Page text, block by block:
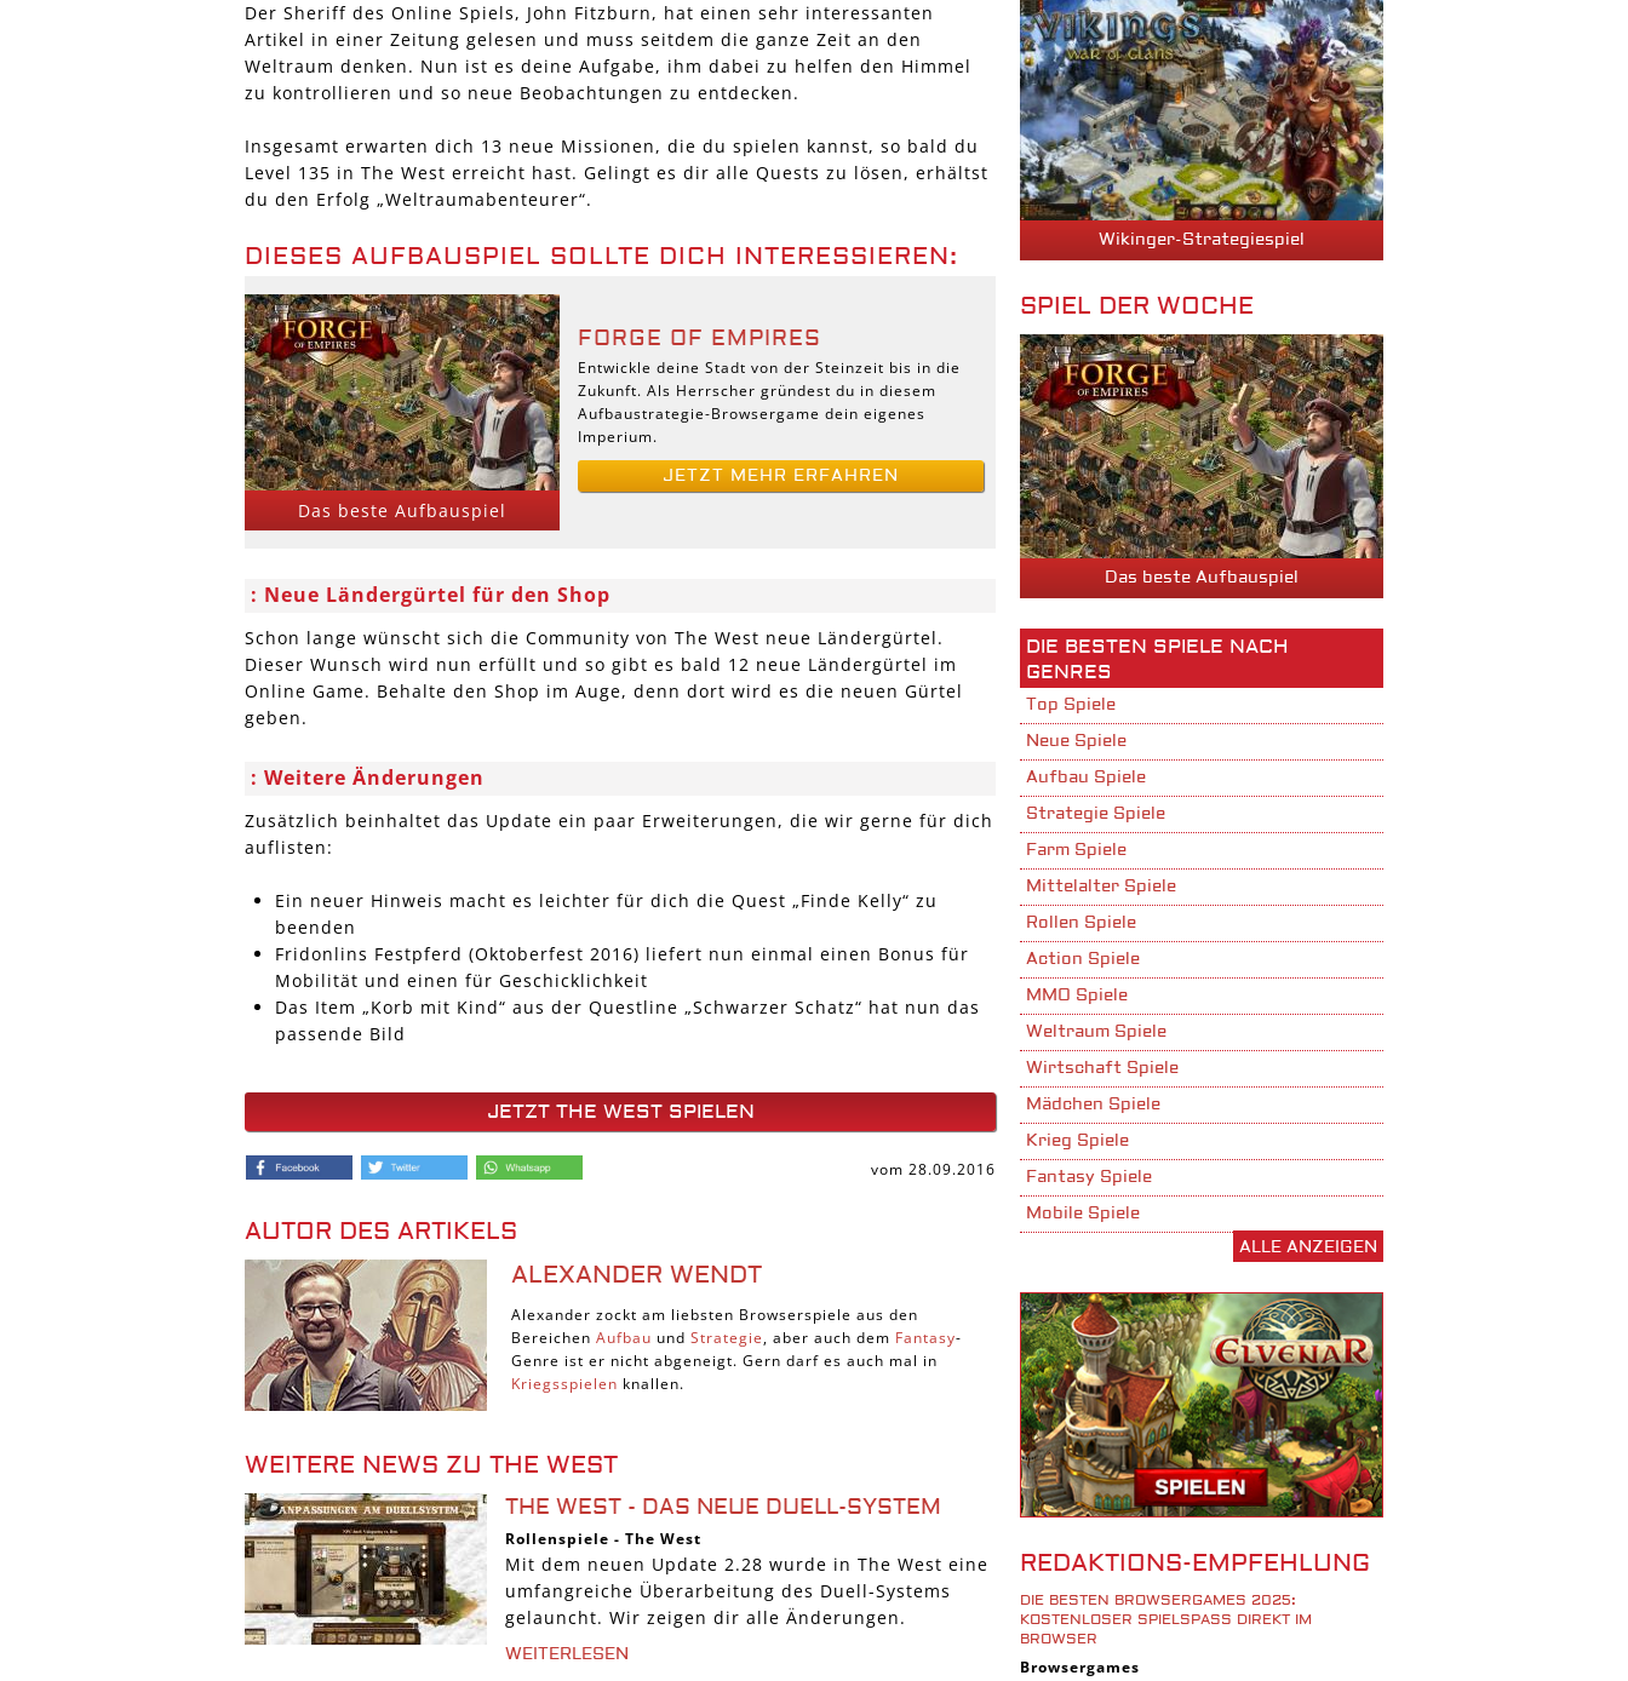
Der Sheriff des Online Spiels, John Fitzburn, hat einen sehr interessanten
Artikel in einer Zeitung gelesen und muss seitdem die ganze Zeit an den
Weltraum denken. Nun ist es deine Aufgabe, ihm dabei zu helfen den Himmel
zu kontrollieren und so neue Beobachtungen zu entdecken.
Insgesamt erwarten dich 13 neue Missionen, die du spielen kannst, so bald du
Level 135 in The West erreicht hast. Gelingt es dir alle Quests zu lösen, erhältst
du den Erfolg „Weltraumabenteurer“.
DIESES AUFBAUSPIEL SOLLTE DICH INTERESSIEREN:
Das beste Aufbauspiel
FORGE OF EMPIRES
Entwickle deine Stadt von der Steinzeit bis in die
Zukunft. Als Herrscher gründest du in diesem
Aufbaustrategie-Browsergame dein eigenes
Imperium.
JETZT MEHR ERFAHREN
Neue Ländergürtel für den Shop
Schon lange wünscht sich die Community von The West neue Ländergürtel.
Dieser Wunsch wird nun erfüllt und so gibt es bald 12 neue Ländergürtel im
Online Game. Behalte den Shop im Auge, denn dort wird es die neuen Gürtel
geben.
Weitere Änderungen
Zusätzlich beinhaltet das Update ein paar Erweiterungen, die wir gerne für dich
auflisten:
Ein neuer Hinweis macht es leichter für dich die Quest „Finde Kelly“ zu
beenden
Fridonlins Festpferd (Oktoberfest 2016) liefert nun einmal einen Bonus für
Mobilität und einen für Geschicklichkeit
Das Item „Korb mit Kind“ aus der Questline „Schwarzer Schatz“ hat nun das
passende Bild
JETZT THE WEST SPIELEN
vom 28.09.2016
AUTOR DES ARTIKELS
ALEXANDER WENDT
Alexander zockt am liebsten Browserspiele aus den
Bereichen Aufbau und Strategie, aber auch dem Fantasy-
Genre ist er nicht abgeneigt. Gern darf es auch mal in
Kriegsspielen knallen.
WEITERE NEWS ZU THE WEST
THE WEST - DAS NEUE DUELL-SYSTEM
Rollenspiele - The West
Mit dem neuen Update 2.28 wurde in The West eine
umfangreiche Überarbeitung des Duell-Systems
gelauncht. Wir zeigen dir alle Änderungen.
WEITERLESEN
Wikinger-Strategiespiel
SPIEL DER WOCHE
Das beste Aufbauspiel
DIE BESTEN SPIELE NACH
GENRES
Top Spiele
Neue Spiele
Aufbau Spiele
Strategie Spiele
Farm Spiele
Mittelalter Spiele
Rollen Spiele
Action Spiele
MMO Spiele
Weltraum Spiele
Wirtschaft Spiele
Mädchen Spiele
Krieg Spiele
Fantasy Spiele
Mobile Spiele
Download Spiele
3D Spiele
Tablet Spiele
Android Spiele
iPhone Spiele
iOS Spiele
Cross-Platform Spiele
iPad Spiele
Denk Spiele
ALLE ANZEIGEN
REDAKTIONS-EMPFEHLUNG
DIE BESTEN BROWSERGAMES 2025:
KOSTENLOSER SPIELSPASS DIREKT IM B
ROWSER
Browsergames